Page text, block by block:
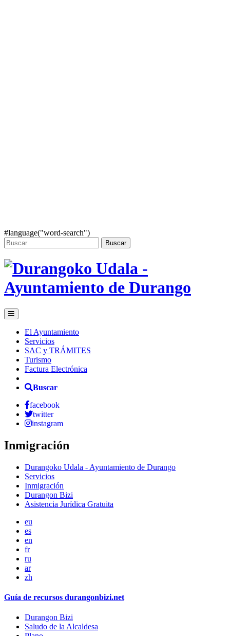
#language("word-search")
Buscar
El Ayuntamiento
Servicios
SAC y TRÁMITES
Turismo
Factura Electrónica
Buscar
facebook
twitter
instagram
Inmigración
Durangoko Udala - Ayuntamiento de Durango
Servicios
Inmigración
Durangon Bizi
Asistencia Jurídica Gratuita
eu
es
en
fr
ru
ar
zh
Guía de recursos durangonbizi.net
Durangon Bizi
Saludo de la Alcaldesa